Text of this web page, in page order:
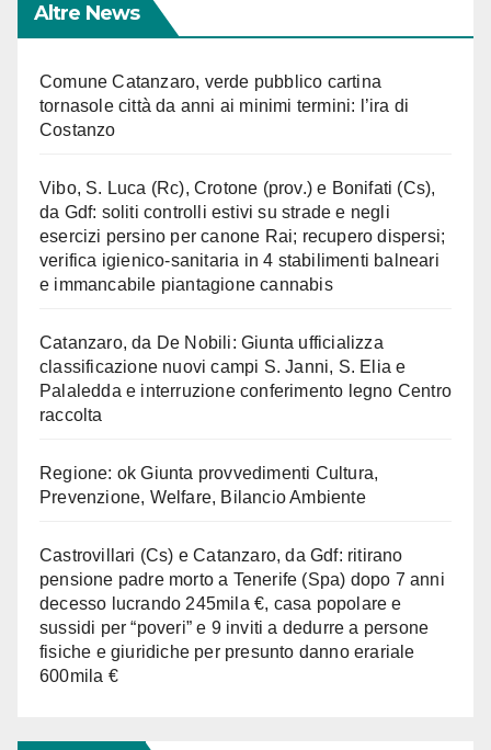
Altre News
Comune Catanzaro, verde pubblico cartina
tornasole città da anni ai minimi termini: l’ira di
Costanzo
Vibo, S. Luca (Rc), Crotone (prov.) e Bonifati (Cs),
da Gdf: soliti controlli estivi su strade e negli
esercizi persino per canone Rai; recupero dispersi;
verifica igienico-sanitaria in 4 stabilimenti balneari
e immancabile piantagione cannabis
Catanzaro, da De Nobili: Giunta ufficializza
classificazione nuovi campi S. Janni, S. Elia e
Palaledda e interruzione conferimento legno Centro
raccolta
Regione: ok Giunta provvedimenti Cultura,
Prevenzione, Welfare, Bilancio Ambiente
Castrovillari (Cs) e Catanzaro, da Gdf: ritirano
pensione padre morto a Tenerife (Spa) dopo 7 anni
decesso lucrando 245mila €, casa popolare e
sussidi per “poveri” e 9 inviti a dedurre a persone
fisiche e giuridiche per presunto danno erariale
600mila €